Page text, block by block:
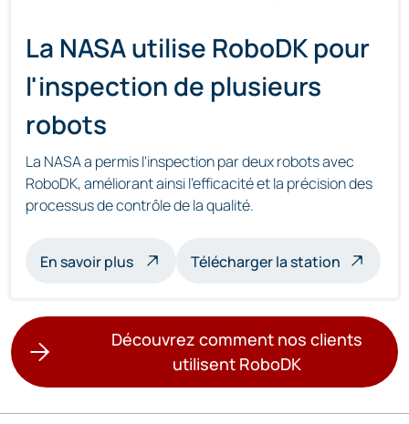
La NASA utilise RoboDK pour
l'inspection de plusieurs
robots
La NASA a permis l'inspection par deux robots avec
RoboDK, améliorant ainsi l'efficacité et la précision des
processus de contrôle de la qualité.
En savoir plusà propos de l'inspection multi-robots
Télécharger la station
Découvrez comment nos clients
utilisent RoboDK